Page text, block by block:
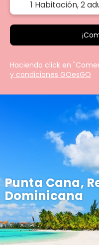
Punta Cana,
Dominicana
1 Habitación,2
Haciendo click en
y condiciones GOesGO